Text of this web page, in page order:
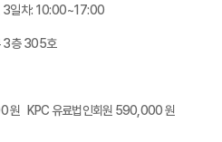
일차: 10:00~17:00
3층 305호
원 KPC 유료법인회원 590,000 원